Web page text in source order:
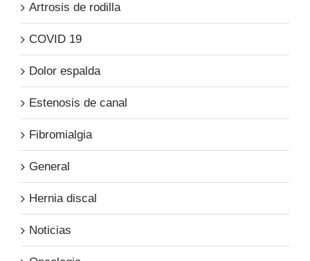
Artrosis de rodilla
COVID 19
Dolor espalda
Estenosis de canal
Fibromialgia
General
Hernia discal
Noticias